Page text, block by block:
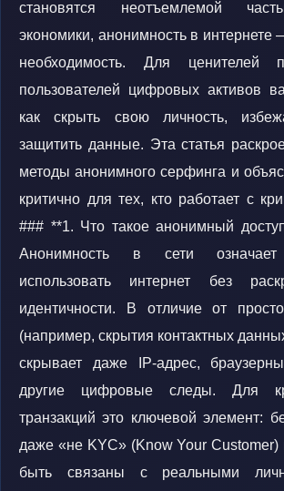
становятся неотъемлемой
экономики, анонимность в интернете
необходимость. Для ценителей
пользователей цифровых активов
как скрыть свою личность,
защитить данные. Эта статья
методы анонимного серфинга и
критично для тех, кто работает с
### **1. Что такое анонимный
Анонимность в сети означает
использовать интернет без
идентичности. В отличие от
(например, скрытия контактных
скрывает даже IP-адрес,
другие цифровые следы. Для
транзакций это ключевой элемент:
даже «не KYC» (Know Your Customer)
быть связаны с реальными